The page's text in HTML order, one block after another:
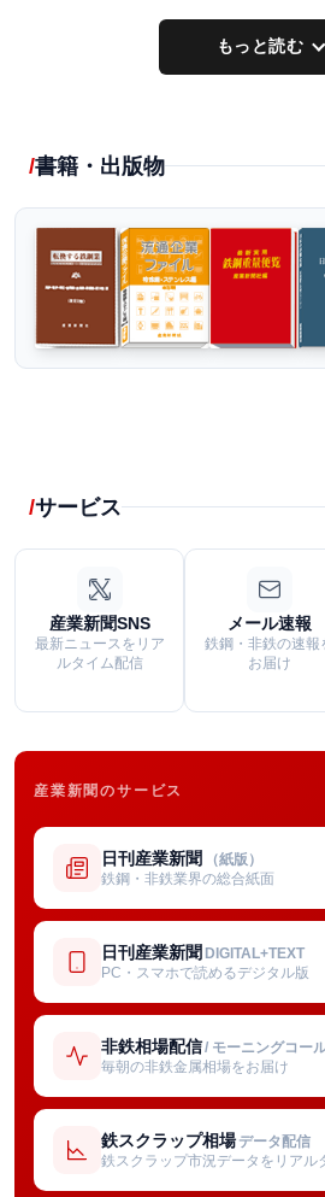
もっと読む
書籍・出版物
サービス
産業新聞SNS
最新ニュースをリア
ルタイム配信
メール速報
鉄鋼・非鉄の速報
お届け
産業新聞のサービス
日刊産業新聞 （紙版）
鉄鋼・非鉄業界の総合紙面
日刊産業新聞 DIGITAL+TEXT
PC・スマホで読めるデジタル版
非鉄相場配信/ モーニングコー
毎朝の非鉄金属相場をお届け
鉄スクラップ相場 データ配信
鉄スクラップ市況データをリアル